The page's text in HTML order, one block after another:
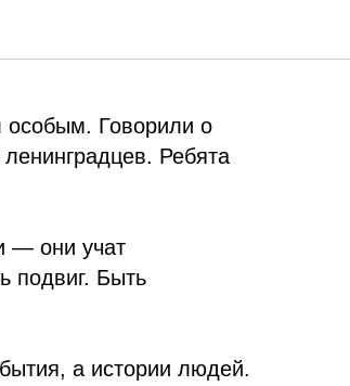
особым. Говорили о
Ребята
— они учат
подвиг. Быть
а истории людей.